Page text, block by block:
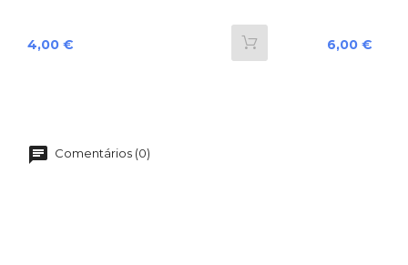
Preço
4,00 € Preço
6,00 €
Comentários (0)